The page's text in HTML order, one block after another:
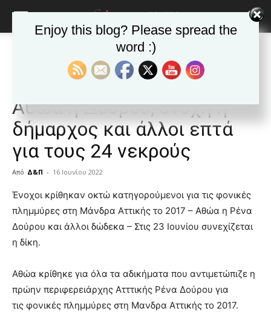
Αυτοδιοίκηση
Αυτοδιοίκηση Δημοφιλή άρθρα Ελλαδα
Πλημμύρες στη Μάνδρα:
Αθώα η Δούρου, ένοχη η
δήμαρχος και άλλοι επτά
για τους 24 νεκρούς
Από Δ&Π - 16 Ιουνίου 2022
blonde
lesbians
very
hot
cam
xxx
lyons
teaches
Ένοχοι κρίθηκαν οκτώ κατηγορούμενοι για τις φονικές
πλημμύρες στη Μάνδρα Αττικής το 2017 – Αθώα η Ρένα
Δούρου και άλλοι δώδεκα – Στις 23 Ιουνίου συνεχίζεται
η δίκη.
Αθώα κρίθηκε για όλα τα αδικήματα που αντιμετώπιζε η
πρώην περιφερειάρχης Ατττικής Ρένα Δούρου για
τις φονικές πλημμύρες στη Μανδρα Αττικής το 2017.
Enjoy this blog? Please spread the
word :)